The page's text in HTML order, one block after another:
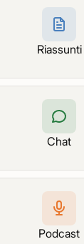
Riassunti
Chat
Podcast